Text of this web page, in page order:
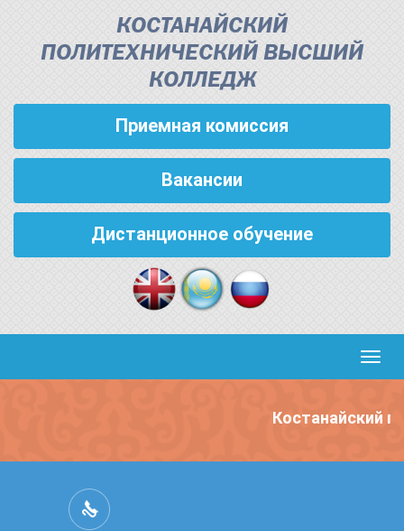
КОСТАНАЙСКИЙ
ПОЛИТЕХНИЧЕСКИЙ ВЫСШИЙ
КОЛЛЕДЖ
Приемная комиссия
Вакансии
Дистанционное обучение
Костанайский